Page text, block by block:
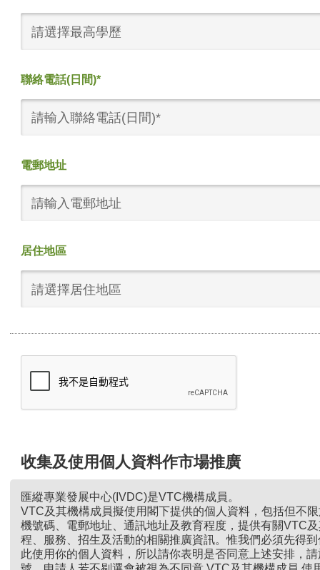
請選擇最高學歷
聯絡電話(日間)*
電郵地址
居住地區
請選擇居住地區
收集及使用個人資料作市場推廣
匯縱專業發展中心(IVDC)是VTC機構成員。
VTC及其機構成員擬使用閣下提供的個人資料，包括但不
機號碼、電郵地址、通訊地址及教育程度，提供有關VTC
程、服務、招生及活動的相關推廣資訊。惟我們必須先得
此使用你的個人資料，所以請你表明是否同意上述安排，